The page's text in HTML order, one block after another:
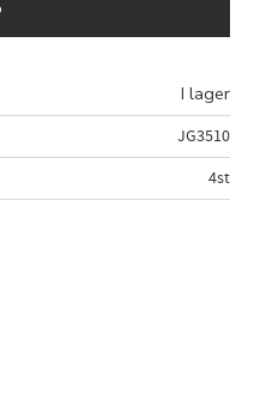
I lager
JG3510
4st